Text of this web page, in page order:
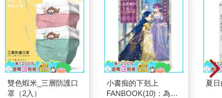
雙色蝦米_三層防護口
罩（2入）
小書痴的下剋上
FANBOOK(10)：為了
夏